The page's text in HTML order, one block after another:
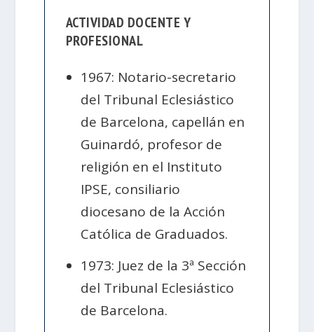
ACTIVIDAD DOCENTE Y
PROFESIONAL
1967: Notario-secretario
del Tribunal Eclesiástico
de Barcelona, capellán en
Guinardó, profesor de
religión en el Instituto
IPSE, consiliario
diocesano de la Acción
Católica de Graduados.
1973: Juez de la 3ª Sección
del Tribunal Eclesiástico
de Barcelona.